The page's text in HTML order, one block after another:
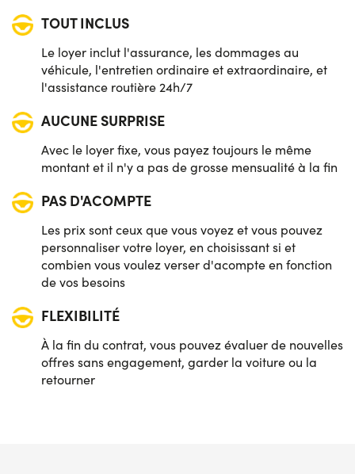
TOUT INCLUS
Le loyer inclut l'assurance, les dommages au
véhicule, l'entretien ordinaire et extraordinaire, et
l'assistance routière 24h/7
AUCUNE SURPRISE
Avec le loyer fixe, vous payez toujours le même
montant et il n'y a pas de grosse mensualité à la fin
PAS D'ACOMPTE
Les prix sont ceux que vous voyez et vous pouvez
personnaliser votre loyer, en choisissant si et
combien vous voulez verser d'acompte en fonction
de vos besoins
FLEXIBILITÉ
À la fin du contrat, vous pouvez évaluer de nouvelles
offres sans engagement, garder la voiture ou la
retourner